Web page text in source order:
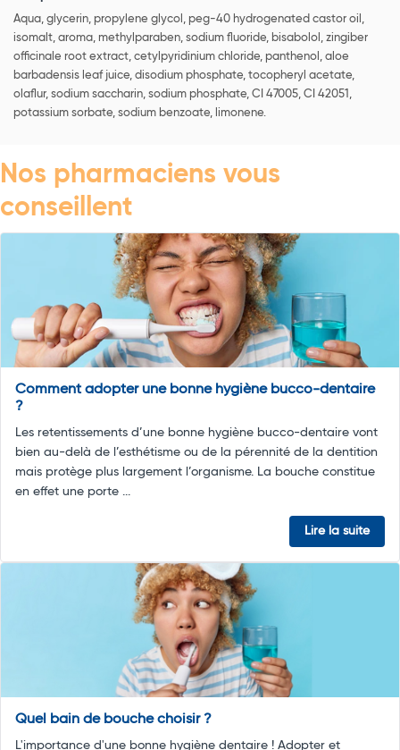
Aqua, glycerin, propylene glycol, peg-40 hydrogenated castor oil,
isomalt, aroma, methylparaben, sodium fluoride, bisabolol, zingiber
officinale root extract, cetylpyridinium chloride, panthenol, aloe
barbadensis leaf juice, disodium phosphate, tocopheryl acetate,
olaflur, sodium saccharin, sodium phosphate, CI 47005, CI 42051,
potassium sorbate, sodium benzoate, limonene.
Nos pharmaciens vous
conseillent
Comment adopter une bonne hygiène bucco-dentaire
?
Les retentissements d’une bonne hygiène bucco-dentaire vont
bien au-delà de l’esthétisme ou de la pérennité de la dentition
mais protège plus largement l’organisme. La bouche constitue
en effet une porte ...
Lire la suite
Quel bain de bouche choisir ?
L'importance d'une bonne hygiène dentaire ! Adopter et